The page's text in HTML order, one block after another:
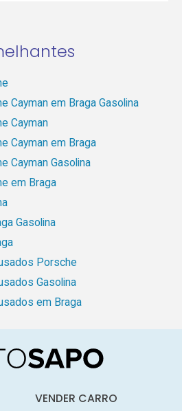
Cayman em Braga Gasolina
Cayman
Cayman em Braga
Cayman Gasolina
em Braga
Gasolina
Porsche
Gasolina
em Braga
VENDER CARRO